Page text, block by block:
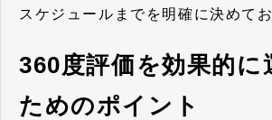
スケジュールまでを明確に決めてお
360度評価を効果的に
ためのポイント